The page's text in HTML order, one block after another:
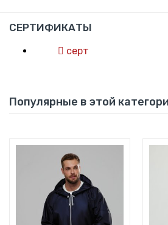
СЕРТИФИКАТЫ
серт
Популярные в этой